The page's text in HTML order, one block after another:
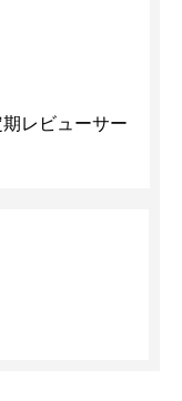
レビューサー